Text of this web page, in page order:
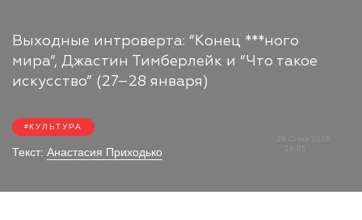
Выходные интроверта: “Конец ***ного
мира”, Джастин Тимберлейк и “Что такое
искусство” (27–28 января)
КУЛЬТУРА
Текст: Анастасия Приходько
19:05